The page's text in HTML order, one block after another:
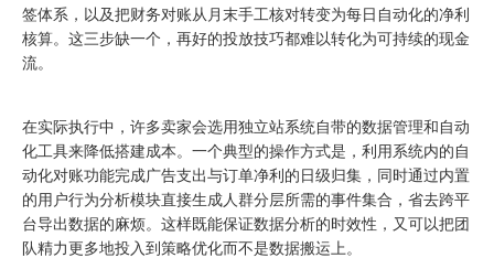
签体系，以及把财务对账从月末手工核对转变为每日自动化的净利
核算。这三步缺一个，再好的投放技巧都难以转化为可持续的现金
流。
在实际执行中，许多卖家会选用独立站系统自带的数据管理和自动
化工具来降低搭建成本。一个典型的操作方式是，利用系统内的自
动化对账功能完成广告支出与订单净利的日级归集，同时通过内置
的用户行为分析模块直接生成人群分层所需的事件集合，省去跨平
台导出数据的麻烦。这样既能保证数据分析的时效性，又可以把团
队精力更多地投入到策略优化而不是数据搬运上。